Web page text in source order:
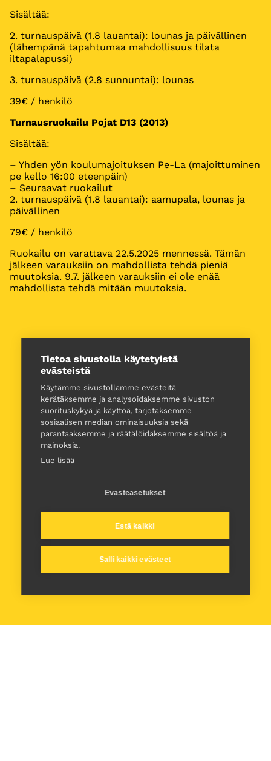
Tietoa sivustolla käytetyistä
evästeistä
Käytämme sivustollamme evästeitä
kerätäksemme ja analysoidaksemme sivuston
suorituskykyä ja käyttöä, tarjotaksemme
sosiaalisen median ominaisuuksia sekä
parantaaksemme ja räätälöidäksemme sisältöä ja
mainoksia.
Lue lisää
Evästeasetukset
Estä kaikki
Salli kaikki evästeet
Sisältää:
2. turnauspäivä (1.8 lauantai): lounas ja päivällinen
(lähempänä tapahtumaa mahdollisuus tilata
iltapalapussi)
3. turnauspäivä (2.8 sunnuntai): lounas
39€ / henkilö
Turnausruokailu Pojat D13 (2013)
Sisältää:
– Yhden yön koulumajoituksen Pe-La (majoittuminen
pe kello 16:00 eteenpäin)
– Seuraavat ruokailut
2. turnauspäivä (1.8 lauantai): aamupala, lounas ja
päivällinen
79€ / henkilö
Ruokailu on varattava 22.5.2025 mennessä. Tämän
jälkeen varauksiin on mahdollista tehdä pieniä
muutoksia. 9.7. jälkeen varauksiin ei ole enää
mahdollista tehdä mitään muutoksia.